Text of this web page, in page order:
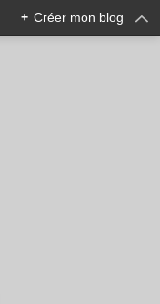
+ Créer mon blog